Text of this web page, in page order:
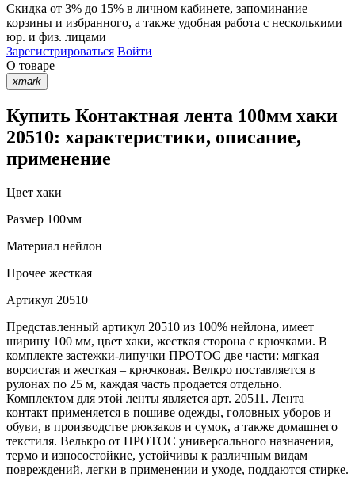
Скидка от 3% до 15% в личном кабинете, запоминание
корзины и избранного, а также удобная работа с несколькими
юр. и физ. лицами
Зарегистрироваться Войти
О товаре
xmark
Купить Контактная лента 100мм хаки
20510: характеристики, описание,
применение
Цвет хаки
Размер 100мм
Материал нейлон
Прочее жесткая
Артикул 20510
Представленный артикул 20510 из 100% нейлона, имеет
ширину 100 мм, цвет хаки, жесткая сторона с крючками. В
комплекте застежки-липучки ПРОТОС две части: мягкая –
ворсистая и жесткая – крючковая. Велкро поставляется в
рулонах по 25 м, каждая часть продается отдельно.
Комплектом для этой ленты является арт. 20511. Лента
контакт применяется в пошиве одежды, головных уборов и
обуви, в производстве рюкзаков и сумок, а также домашнего
текстиля. Велькро от ПРОТОС универсального назначения,
термо и износостойкие, устойчивы к различным видам
повреждений, легки в применении и уходе, поддаются стирке.